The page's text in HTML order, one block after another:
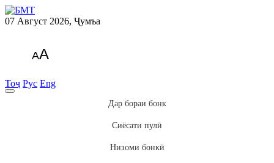
07 Август 2026, Ҷумъа
AA
Тоҷ Рус Eng
Дар бораи бонк
Сиёсати пулӣ
Низоми бонкӣ